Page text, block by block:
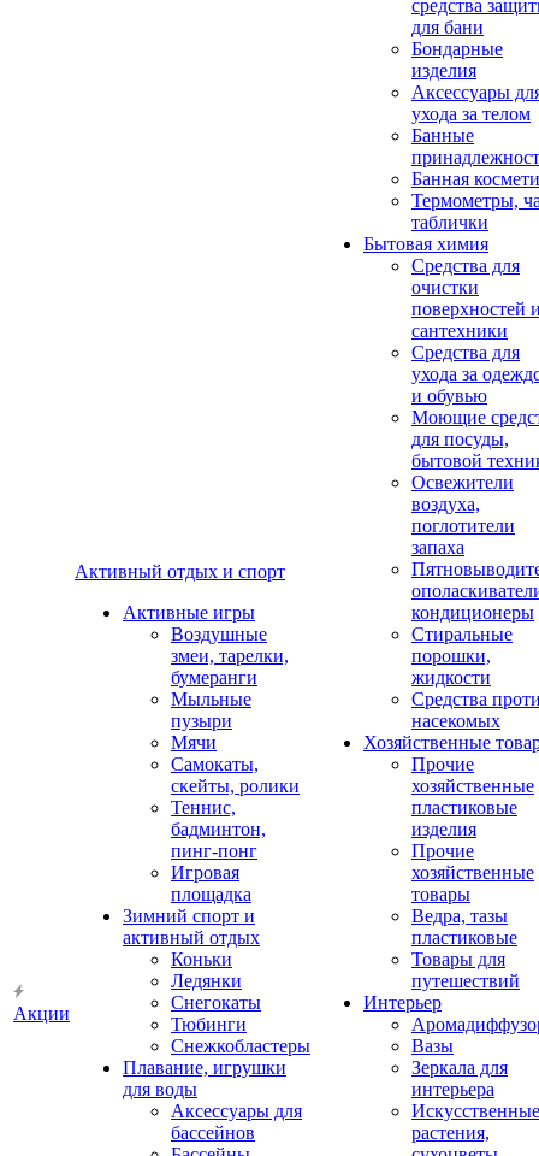
Акции
Активный отдых и спорт
Активные игры
Воздушные
змеи, тарелки,
бумеранги
Мыльные
пузыри
Мячи
Самокаты,
скейты, ролики
Теннис,
бадминтон,
пинг-понг
Игровая
площадка
Зимний спорт и
активный отдых
Коньки
Ледянки
Снегокаты
Тюбинги
Снежкобластеры
Плавание, игрушки
для воды
Аксессуары для
бассейнов
средства
для бани
Бондарные
изделия
Аксеcсуары
ухода за телом
Банные
Банная
Термометры,
таблички
Бытовая химия
Средства для
очистки
поверхностей
сантехники
Средства для
ухода за
и обувью
Моющие
для посуды,
бытовой
Освежители
воздуха,
поглотители
запаха
кондиционеры
Стиральные
порошки,
жидкости
Средства
насекомых
Хозяйственные
Прочие
хозяйственные
пластиковые
изделия
Прочие
хозяйственные
товары
Ведра, тазы
пластиковые
Товары для
путешествий
Интерьер
Вазы
Зеркала для
интерьера
Искусственные
растения,